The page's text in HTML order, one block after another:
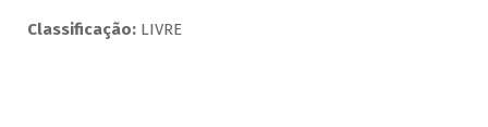
Classificação:LIVRE